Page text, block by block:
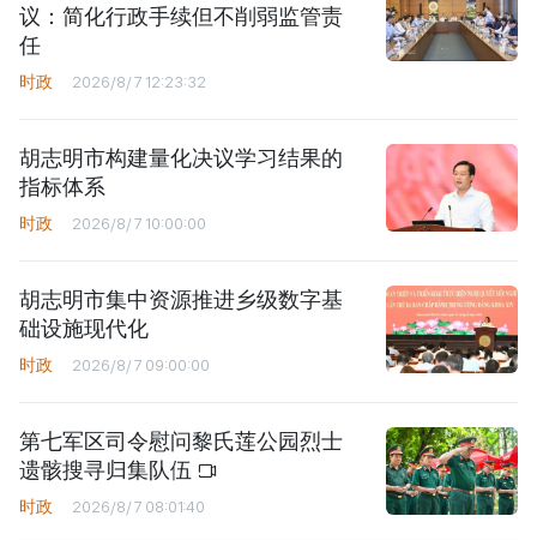
议：简化行政手续但不削弱监管责
任
时政 2026/8/7 12:23:32
胡志明市构建量化决议学习结果的
指标体系
时政 2026/8/7 10:00:00
胡志明市集中资源推进乡级数字基
础设施现代化
时政 2026/8/7 09:00:00
第七军区司令慰问黎氏莲公园烈士
遗骸搜寻归集队伍
时政 2026/8/7 08:01:40